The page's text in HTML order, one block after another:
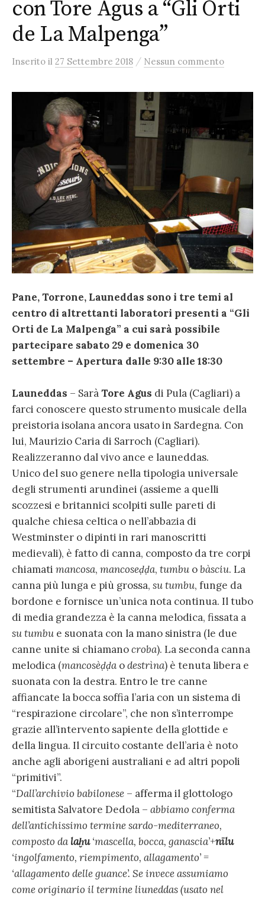
con Tore Agus a “Gli Orti
de La Malpenga”
Inserito il 27 Settembre 2018 / Nessun commento
Pane, Torrone, Launeddas sono i tre temi al
centro di altrettanti laboratori presenti a “Gli
Orti de La Malpenga” a cui sarà possibile
partecipare sabato 29 e domenica 30
settembre – Apertura dalle 9:30 alle 18:30
Launeddas – SaràTore Agus di Pula (Cagliari) a
farci conoscere questo strumento musicale della
preistoria isolana ancora usato in Sardegna. Con
lui, Maurizio Caria di Sarroch (Cagliari).
Realizzeranno dal vivo ance e launeddas.
Unico del suo genere nella tipologia universale
degli strumenti arundìnei (assieme a quelli
scozzesi e britannici scolpiti sulle pareti di
qualche chiesa celtica o nell’abbazia di
Westminster o dipinti in rari manoscritti
medievali), è fatto di canna, composto da tre corpi
chiamati mancosa, mancoseḍḍa, tumbu obàsciu. La
canna più lunga e più grossa, su tumbu, funge da
bordone e fornisce un’unica nota continua. Il tubo
di media grandezza è la canna melodica, fissata a
su tumbu e suonata con la mano sinistra (le due
canne unite si chiamanocroba). La seconda canna
melodica (mancosèḍḍa odestrìna) è tenuta libera e
suonata con la destra. Entro le tre canne
affiancate la bocca soffia l’aria con un sistema di
“respirazione circolare”, che non s’interrompe
grazie all’intervento sapiente della glottide e
della lingua. Il circuito costante dell’aria è noto
anche agli aborigeni australiani e ad altri popoli
“primitivi”.
“Dall’archivio babilonese – afferma il glottologo
semitista Salvatore Dedola – abbiamo conferma
dell’antichissimo termine sardo-mediterraneo,
composto da laḫu‘mascella, bocca, ganascia’+nīlu
‘ingolfamento, riempimento, allagamento’ =
‘allagamento delle guance’. Se invece assumiamo
come originario il termine liuneddas (usato nel